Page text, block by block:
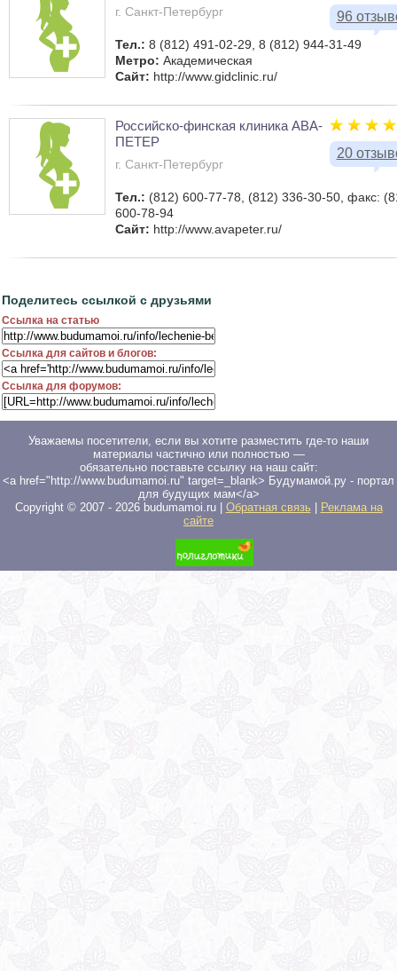
96
г. Санкт-Петербург
Тел.: 8 (812) 491-02-29, 8 (812) 944-31-49
Метро: Академическая
Сайт: http://www.gidclinic.ru/
20
Российско-финская клиника АВА-
ПЕТЕР
г. Санкт-Петербург
Тел.: (812) 600-77-78, (812) 336-30-50, факс:
600-78-94
Сайт: http://www.avapeter.ru/
Поделитесь ссылкой с друзьями
Ссылка на статью
Ссылка для сайтов и блогов:
Ссылка для форумов:
Уважаемы посетители, если вы хотите разместить где-то наши
материалы частично или полностью —
обязательно поставьте ссылку на наш сайт:
<a href="http://www.budumamoi.ru" target=_blank> Будумамой.ру - портал
для будущих мам</a>
Copyright © 2007 - 2026budumamoi.ru | Обратная связь
Реклама на
сайте